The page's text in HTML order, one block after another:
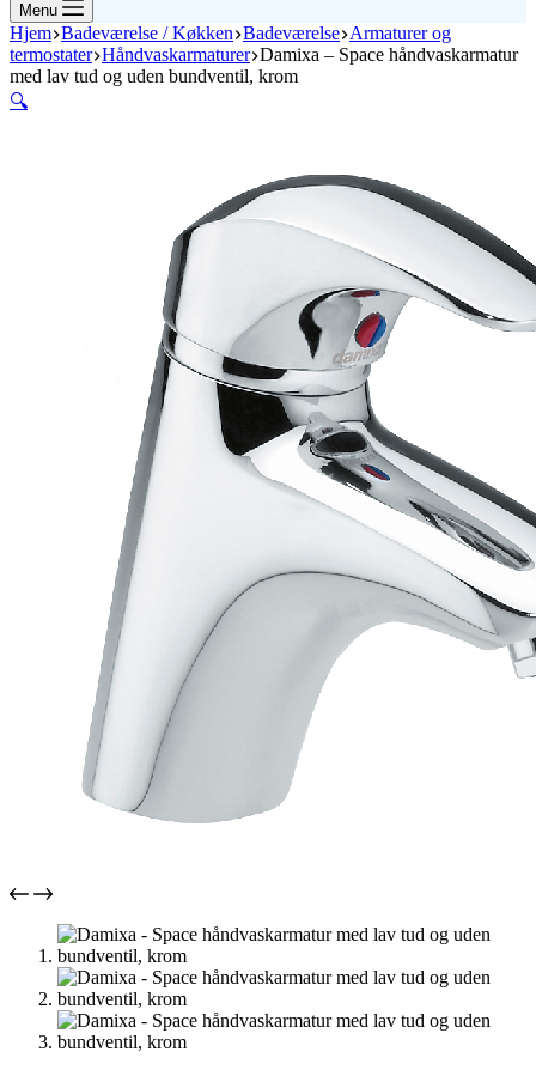
Menu
Hjem Badeværelse / Køkken Badeværelse Armaturer og
termostater Håndvaskarmaturer Damixa – Space håndvaskarmatur
med lav tud og uden bundventil, krom
🔍